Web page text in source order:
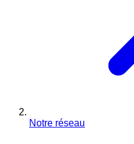
Notre réseau